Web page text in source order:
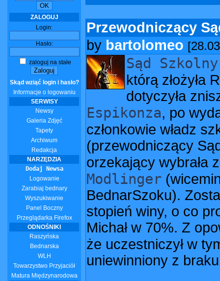
ZALOGUJ
Login:
Hasło:
zaloguj na stałe
Skąd wziąć login i hasło?
Informacje o logowaniu
SERWISY
Newsy
Galeria Zdjęć
Tapety
Archiwum
Redakcja
NARZĘDZIA
Dodaj Newsa
Logowanie
Zarabiaj bednary
Wyszukiwanie
Panel Boczny
Przeglądarka Firefox
ODNOŚNIKI
Raszyńska
Bednarska
WLH
Towarzystwo Przyjaciół
Matura Międzynarodowa
Przewodniczący
by bartolomeo
Sąd Szkolny
którą złożyła
dotyczyła
Espikonza, po
członkowie władz
(przewodniczący
orzekający wybrała
Modlinger
BednarSzoku).
stopień winy, o co
Michał w 70%. Z
że uczestniczył w
uniewinniony z